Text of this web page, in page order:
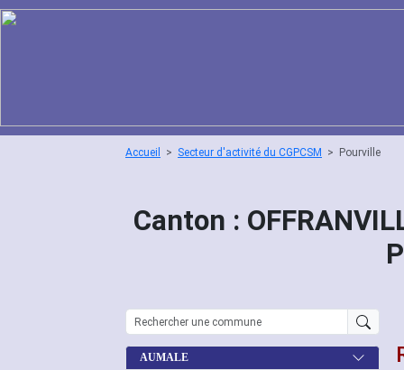
Accueil Secteur d'activité du CGPCSM Pourville
Canton :
AUMALE